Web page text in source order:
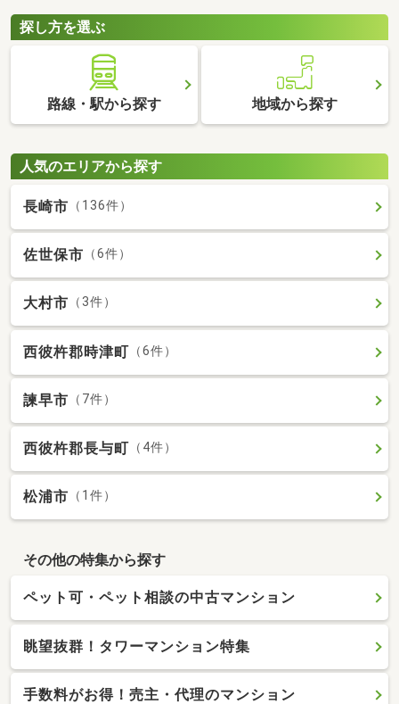
するので、ペットと快適に暮らせるお部屋を見つけてください
ね。
探し方を選ぶ
路線・駅から探す 地域から探す
人気のエリアから探す
長崎市 （136件）
佐世保市 （6件）
大村市 （3件）
西彼杵郡時津町 （6件）
諫早市 （7件）
西彼杵郡長与町 （4件）
松浦市 （1件）
その他の特集から探す
ペット可・ペット相談の中古マンション
眺望抜群！タワーマンション特集
手数料がお得！売主・代理のマンション